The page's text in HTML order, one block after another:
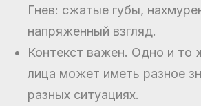
Гнев: сжатые губы,
напряженный взгляд.
Контекст важен. Одно и то
лица может иметь разное
разных ситуациях.